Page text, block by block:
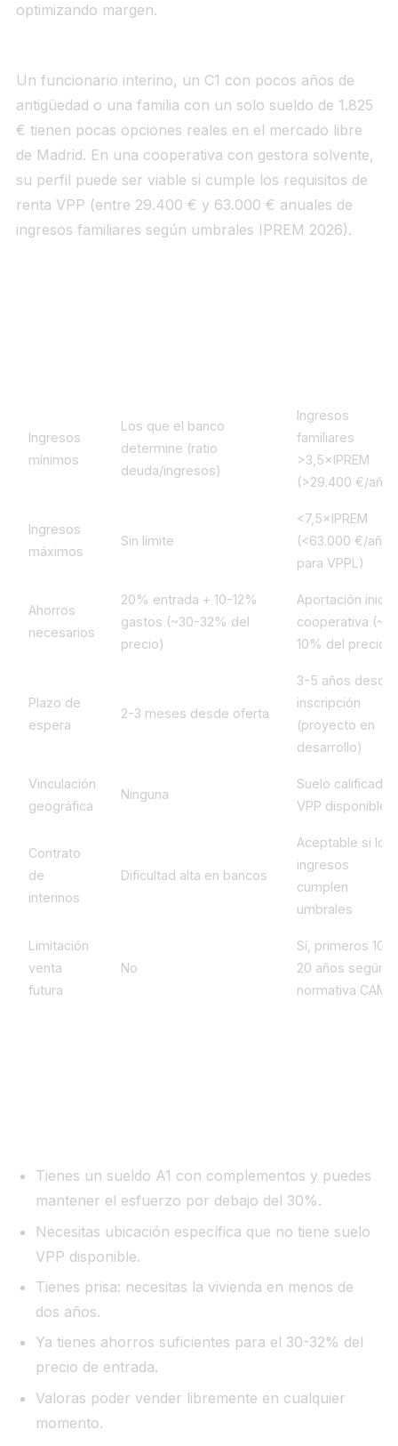
optimizando margen.
Un funcionario interino, un C1 con pocos años de
antigüedad o una familia con un solo sueldo de 1.825
€ tienen pocas opciones reales en el mercado libre
de Madrid. En una cooperativa con gestora solvente,
su perfil puede ser viable si cumple los requisitos de
renta VPP (entre 29.400 € y 63.000 € anuales de
ingresos familiares según umbrales IPREM 2026).
Ingresos
mínimos
Los que el banco
determine (ratio
deuda/ingresos)
Ingresos
familiares
>3,5×IPREM
(>29.400 €/año)
Ingresos
máximos
Sin límite
<7,5×IPREM
(<63.000 €/año
para VPPL)
Ahorros
necesarios
20% entrada + 10-12%
gastos (~30-32% del
precio)
Aportación inicial
cooperativa (~8-
10% del precio)
Plazo de
espera
2-3 meses desde oferta
3-5 años desde
inscripción
(proyecto en
desarrollo)
Vinculación
geográfica
Ninguna
Suelo calificado
VPP disponible
Contrato
de
interinos
Dificultad alta en bancos
Aceptable si los
ingresos
cumplen
umbrales
Limitación
venta
futura
No
Sí, primeros 10-
20 años según
normativa CAM
Tienes un sueldo A1 con complementos y puedes
mantener el esfuerzo por debajo del 30%.
Necesitas ubicación específica que no tiene suelo
VPP disponible.
Tienes prisa: necesitas la vivienda en menos de
dos años.
Ya tienes ahorros suficientes para el 30-32% del
precio de entrada.
Valoras poder vender libremente en cualquier
momento.